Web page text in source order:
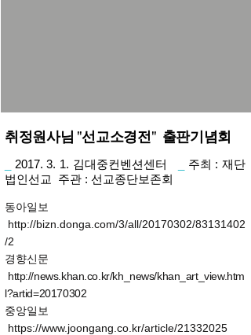
동아일보
http://bizn.donga.com/3/all/20170302/83131402
/2
경향신문
http://news.khan.co.kr/kh_news/khan_art_view.htm
l?artid=20170302
중앙일보
https://www.joongang.co.kr/article/21332025
취정원사님 "선교소경전" 출판기념회
2017. 3. 1. 김대중컨벤션센터
주최 : 재단
법인선교 주관 : 선교종단보존회